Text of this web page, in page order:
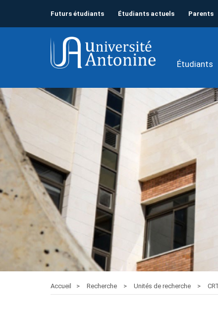
Futurs étudiants Étudiants actuels Parents
Étudiants
Accueil Recherche Unités de recherche